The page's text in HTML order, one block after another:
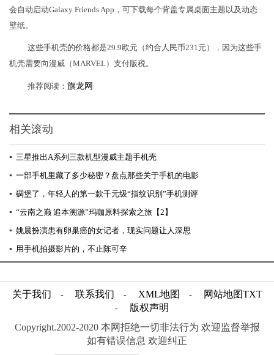
会自动启动Galaxy Friends App，可下载每个背盖专属桌面主题以及动态
壁纸。
这些手机壳的价格都是29.9欧元（约合人民币231元），因为这些手
机壳需要向漫威（MARVEL）支付版税。
推荐阅读： 旗龙网
相关滚动
▪ 三星推出A系列三款机型漫威主题手机壳
▪ 一部手机里藏了多少秘密？盘点那些关于手机的电影
▪ 碉堡了，年轻人的第一款千元级“指纹识别”手机测评
▪ “云南之巅 追本溯源”玛咖原料探索之旅【2】
▪ 姚晨扮演患有卵巢癌的女记者，现实问题让人深思
▪ 用手机拍摄影片的，不止陈可辛
关于我们 - 联系我们 - XML地图 - 网站地图TXT
-
版权声明
Copyright.2002-2020 本网拒绝一切非法行为 欢迎监督举报
如有错误信息 欢迎纠正